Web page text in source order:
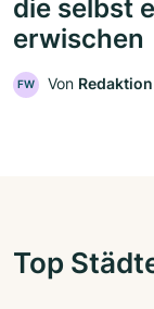
die selbst
erwischen
FW Von
Top